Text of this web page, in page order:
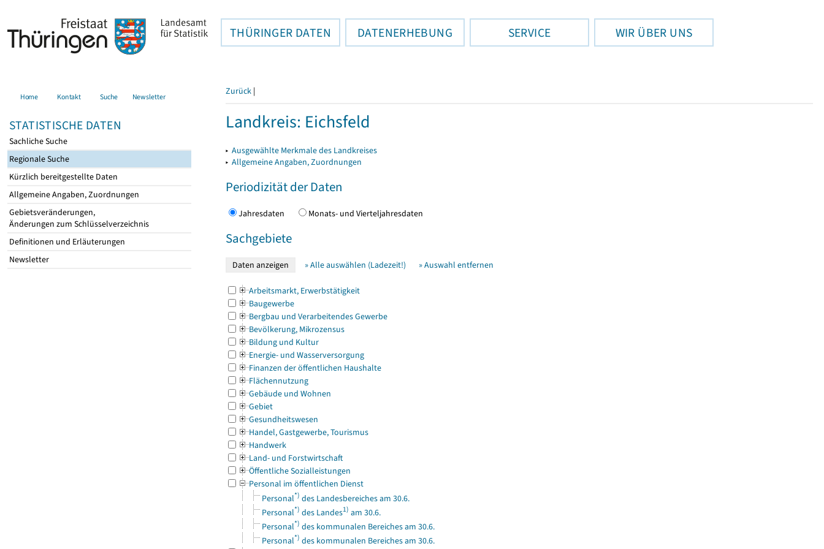
THÜRINGER DATEN DATENERHEBUNG SERVICE WIR ÜBER UNS
Home Kontakt Suche Newsletter
STATISTISCHE DATEN
Sachliche Suche
Regionale Suche
Kürzlich bereitgestellte Daten
Allgemeine Angaben, Zuordnungen
Gebietsveränderungen,
Änderungen zum Schlüsselverzeichnis
Definitionen und Erläuterungen
Newsletter
Zurück |
Landkreis: Eichsfeld
▸ Ausgewählte Merkmale des Landkreises
▸ Allgemeine Angaben, Zuordnungen
Periodizität der Daten
Jahresdaten Monats- und Vierteljahresdaten
Sachgebiete
» Alle auswählen (Ladezeit!) » Auswahl entfernen
Arbeitsmarkt, Erwerbstätigkeit
Baugewerbe
Bergbau und Verarbeitendes Gewerbe
Bevölkerung, Mikrozensus
Bildung und Kultur
Energie- und Wasserversorgung
Finanzen der öffentlichen Haushalte
Flächennutzung
Gebäude und Wohnen
Gebiet
Gesundheitswesen
Handel, Gastgewerbe, Tourismus
Handwerk
Land- und Forstwirtschaft
Öffentliche Sozialleistungen
Personal im öffentlichen Dienst
Personal*) des Landesbereiches am 30.6.
Personal*) des Landes1) am 30.6.
Personal*) des kommunalen Bereiches am 30.6.
Personal*) des kommunalen Bereiches am 30.6.